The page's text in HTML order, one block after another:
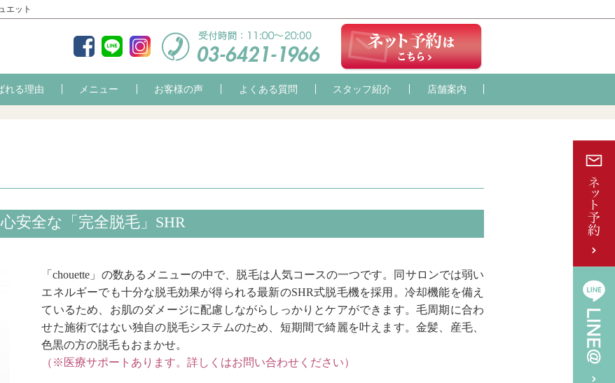
エット
れる理由 メニュー お客様の声 よくある質問 スタッフ紹介 店舗案内
安全な「完全脱毛」SHR
「chouette」の数あるメニューの中で、脱毛は人気コースの一つです。同サロンでは弱い
エネルギーでも十分な脱毛効果が得られる最新のSHR式脱毛機を採用。冷却機能を備え
ているため、お肌のダメージに配慮しながらしっかりとケアができます。毛周期に合わ
せた施術ではない独自の脱毛システムのため、短期間で綺麗を叶えます。金髪、産毛、
色黒の方の脱毛もおまかせ。
（※医療サポートあります。詳しくはお問い合わせください）